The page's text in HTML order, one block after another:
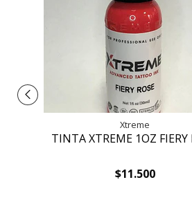
Xtreme
TINTA XTREME 1OZ FIERY
$11.500